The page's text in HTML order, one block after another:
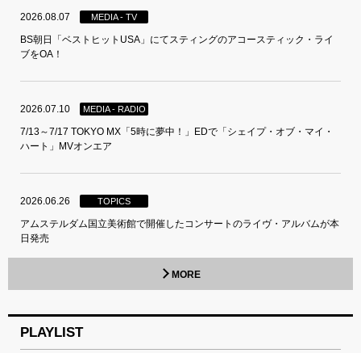
2026.08.07 MEDIA - TV
BS朝日「ベストヒットUSA」にてスティングのアコースティック・ライ
ブをOA！
2026.07.10 MEDIA - RADIO
7/13～7/17 TOKYO MX「5時に夢中！」EDで「シェイプ・オブ・マイ・
ハート」MVオンエア
2026.06.26 TOPICS
アムステルダム国立美術館で開催したコンサートのライヴ・アルバムが本
日発売
MORE
PLAYLIST